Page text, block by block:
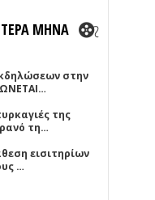
ΜΗΝΑ
στην
της
τη…
εισιτηρίων
…